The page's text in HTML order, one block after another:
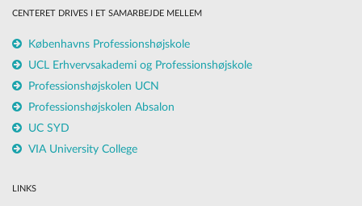
CENTERET DRIVES I ET SAMARBEJDE MELLEM
Københavns Professionshøjskole
UCL Erhvervsakademi og Professionshøjskole
Professionshøjskolen UCN
Professionshøjskolen Absalon
UC SYD
VIA University College
LINKS